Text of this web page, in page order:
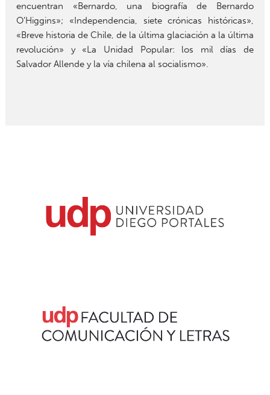
encuentran «Bernardo, una biografía de Bernardo
O’Higgins»; «Independencia, siete crónicas históricas»,
«Breve historia de Chile, de la última glaciación a la última
revolución» y «La Unidad Popular: los mil días de
Salvador Allende y la vía chilena al socialismo».